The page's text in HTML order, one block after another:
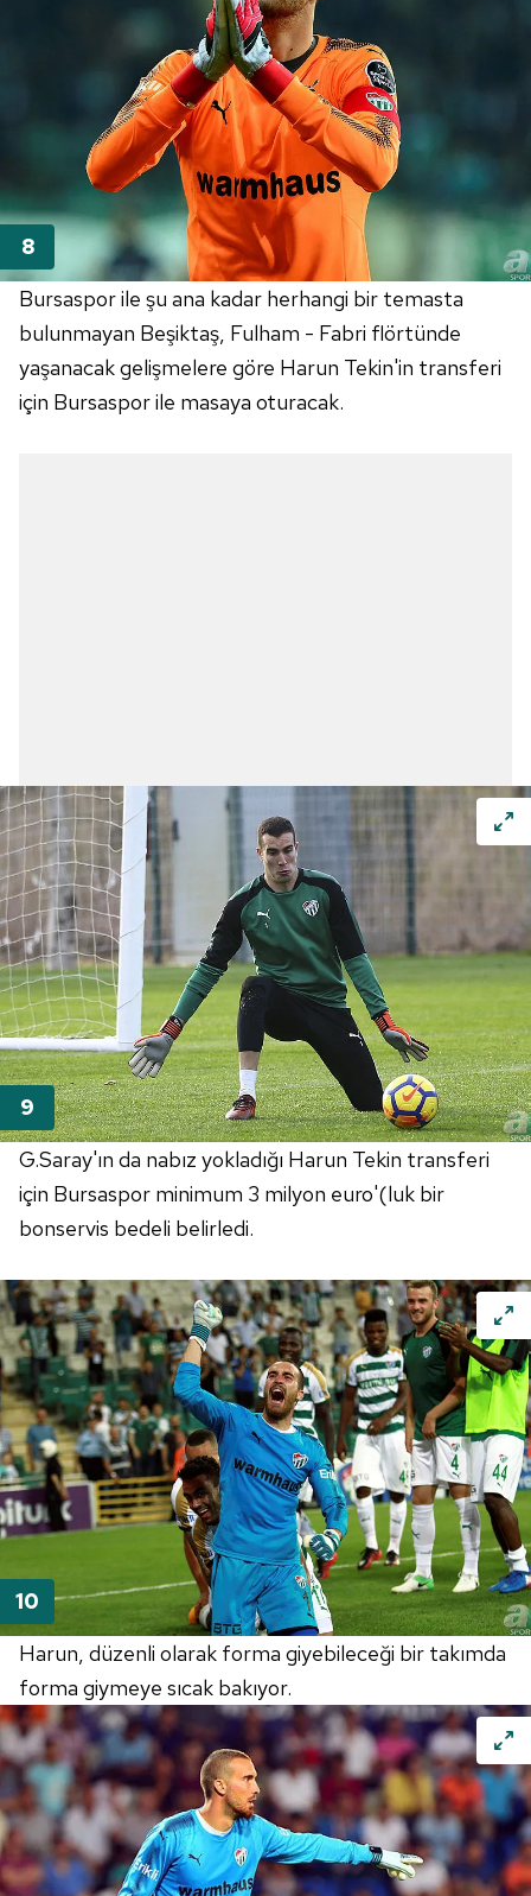
almak için lütfen
tıklayınız.
Bursaspor ile şu ana kadar herhangi bir temasta
bulunmayan Beşiktaş, Fulham - Fabri flörtünde
yaşanacak gelişmelere göre Harun Tekin'in transferi
için Bursaspor ile masaya oturacak.
G.Saray'ın da nabız yokladığı Harun Tekin transferi
için Bursaspor minimum 3 milyon euro'(luk bir
bonservis bedeli belirledi.
Harun, düzenli olarak forma giyebileceği bir takımda
forma giymeye sıcak bakıyor.